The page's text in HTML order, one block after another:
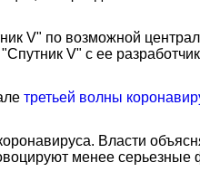
V" по возможной
V" с ее
третьей волны
Власти
менее